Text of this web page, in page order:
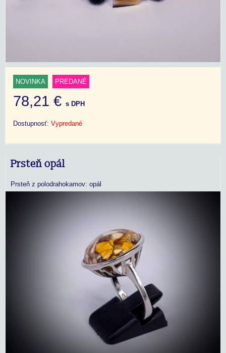
NOVINKA PREDANÉ
78,21 € s DPH
Dostupnosť: Vypredané
Prsteň opál
Prsteň z polodrahokamov: opál